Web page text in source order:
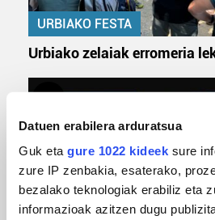
Datuen erabilera arduratsua
Guk eta gure 1022 kideek sure
zure IP zenbakia, esaterako,
bezalako teknologiak erabiliz eta
informazioak azitzen dugu
URBIAKO FESTA
Urbiako zelaiak erromeria